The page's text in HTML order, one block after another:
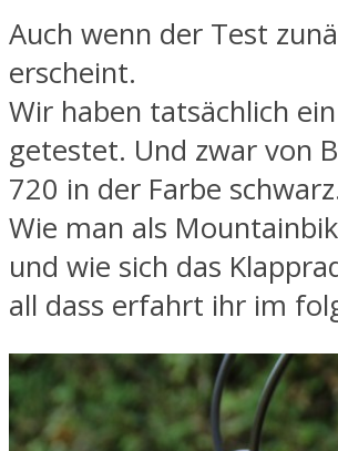
Auch wenn der Test
erscheint.
Wir haben tatsächlich
getestet. Und zwar von
720 in der Farbe
Wie man als
und wie sich das
all dass erfahrt ihr im